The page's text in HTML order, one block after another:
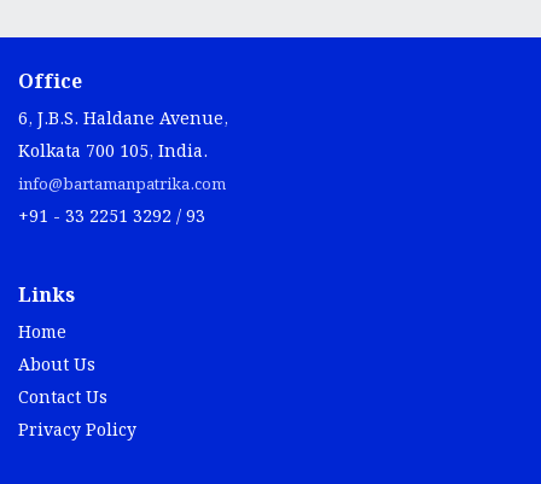
Office
6, J.B.S. Haldane Avenue,
Kolkata 700 105, India.
info@bartamanpatrika.com
+91 - 33 2251 3292 / 93
Links
Home
About Us
Contact Us
Privacy Policy